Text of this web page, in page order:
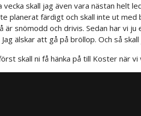
vecka skall jag även vara nästan helt
planerat färdigt och skall inte ut med
är snömodd och drivis. Sedan har vi
älskar att gå på bröllop. Och så
skall ni få hänka på till Koster när